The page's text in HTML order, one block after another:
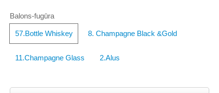
Balons-fugūra
57.Bottle Whiskey 8. Champagne Black &Gold
11.Champagne Glass 2.Alus